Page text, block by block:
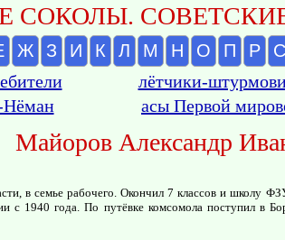
СОКОЛЫ. СОВЕТСКИЕ
Ж З И К Л М Н О П Р С
лётчики-
Нёман
асы Первой
Майоров Александр
в семье рабочего. Окончил 7 классов и школу
с 1940 года. По путёвке комсомола поступил в